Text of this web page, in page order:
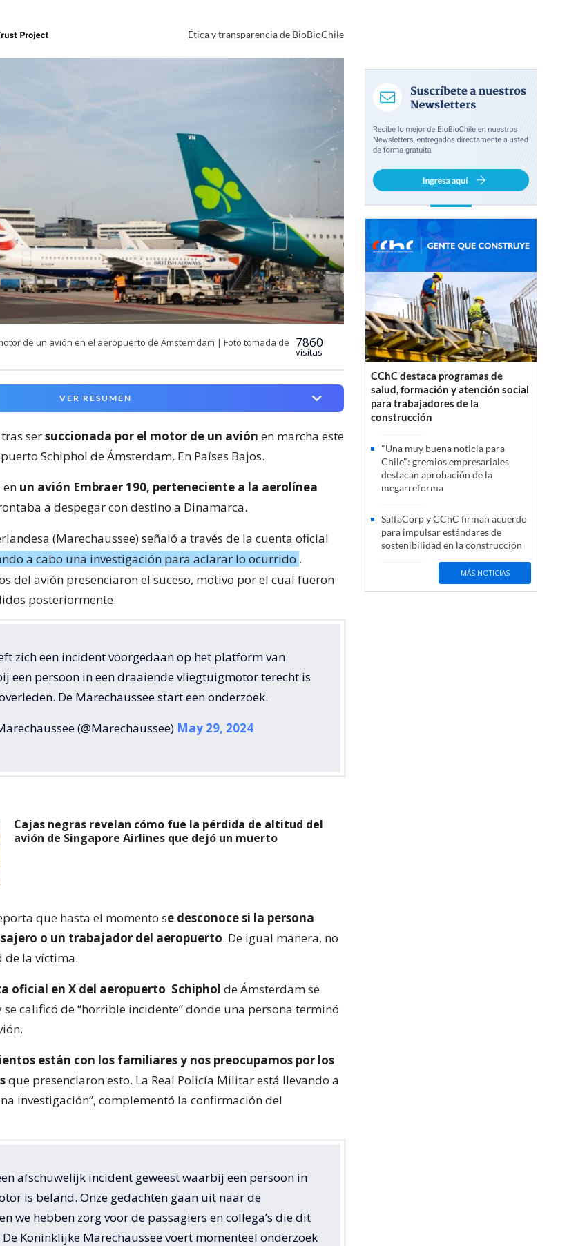
Ética y transparencia de BioBioChile
de un avión en el aeropuerto de Ámsterndam | Foto tomada de 7860
visitas
VER RESUMEN
sersuccionada por el motor de un avión en marcha este
Schiphol de Ámsterdam, En Países Bajos.
en un avión Embraer 190, perteneciente a la aerolínea
a despegar con destino a Dinamarca.
(Marechaussee) señaló a través de la cuenta oficial
a cabo una investigación para aclarar lo ocurrido .
del avión presenciaron el suceso, motivo por el cual fueron
posteriormente.
zich een incident voorgedaan op het platform van
een persoon in een draaiende vliegtuigmotor terecht is
De Marechaussee start een onderzoek.
(@Marechaussee) May 29, 2024
Cajas negras revelan cómo fue la pérdida de altitud del
avión de Singapore Airlines que dejó un muerto
que hasta el momento se desconoce si la persona
o un trabajador del aeropuerto. De igual manera, no
de la víctima.
oficial en X del aeropuerto Schiphol de Ámsterdam se
se calificó de “horrible incidente” donde una persona terminó
están con los familiares y nos preocupamos por los
que presenciaron esto. La Real Policía Militar está llevando a
investigación”, complementó la confirmación del
afschuwelijk incident geweest waarbij een persoon in
is beland. Onze gedachten gaan uit naar de
we hebben zorg voor de passagiers en collega’s die dit
De Koninklijke Marechaussee voert momenteel onderzoek
CChC destaca programas de
salud, formación y atención social
para trabajadores de la
construcción
"Una muy buena noticia para
Chile": gremios empresariales
destacan aprobación de la
megarreforma
SalfaCorp y CChC firman acuerdo
para impulsar estándares de
sostenibilidad en la construcción
MÁS NOTICIAS